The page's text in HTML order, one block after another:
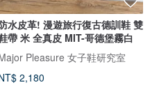
水皮革! 漫遊旅行復古德訓鞋 雙
帶 米 全真皮 MIT-哥德堡霧白
Pleasure 女子鞋研究室
2,180